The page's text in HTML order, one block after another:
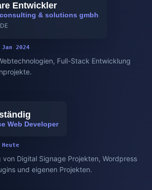
Entwickler
& solutions gmbh
2024
Full-Stack Entwicklung
Web Developer
von Digital Signage Projekten, Wordpress
und eigenen Projekten.